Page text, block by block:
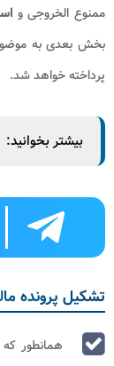
ممنوع الخروجی و
بخش بعدی به
پرداخته خواهد شد.
بیشتر بخوانید:
تشکیل پرونده
همانطور